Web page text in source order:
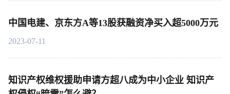
中国电建、京东方A等13股获融资净买入超5000万元
2023-07-11
知识产权维权援助申请方超八成为中小企业 知识产